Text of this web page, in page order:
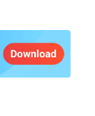
Türkçe